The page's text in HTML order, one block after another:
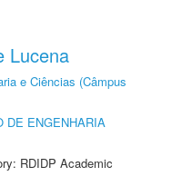
Lucena
e Ciências (Câmpus
DE ENGENHARIA
RDIDP Academic